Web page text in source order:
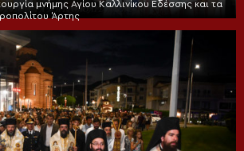
μνήμης Αγίου Καλλινίκου Εδέσσης και τα
Άρτης